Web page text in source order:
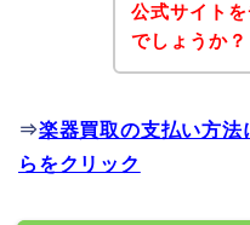
公式サイト
でしょうか？
⇒楽器買取の支払い方法
らをクリック